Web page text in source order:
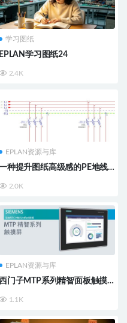
学习图纸
EPLAN学习图纸24
2.4K
EPLAN资源与库
种提升图纸高级感的PE地线
2.0K
EPLAN资源与库
门子MTP系列精智面板触摸
1.1K